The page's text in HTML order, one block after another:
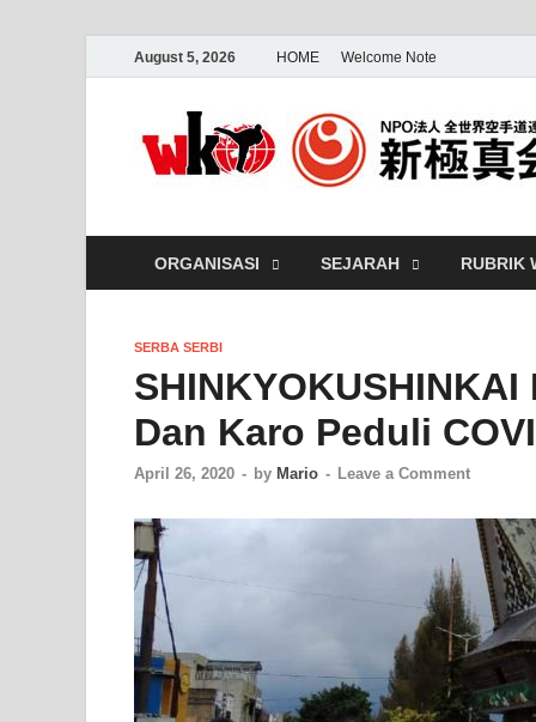
August 5, 2026 HOME Welcome Note
ORGANISASI SEJARAH RUBRIK
SERBA SERBI
Dan Karo Peduli
April 26, 2020 - by Mario - Leave a Comment